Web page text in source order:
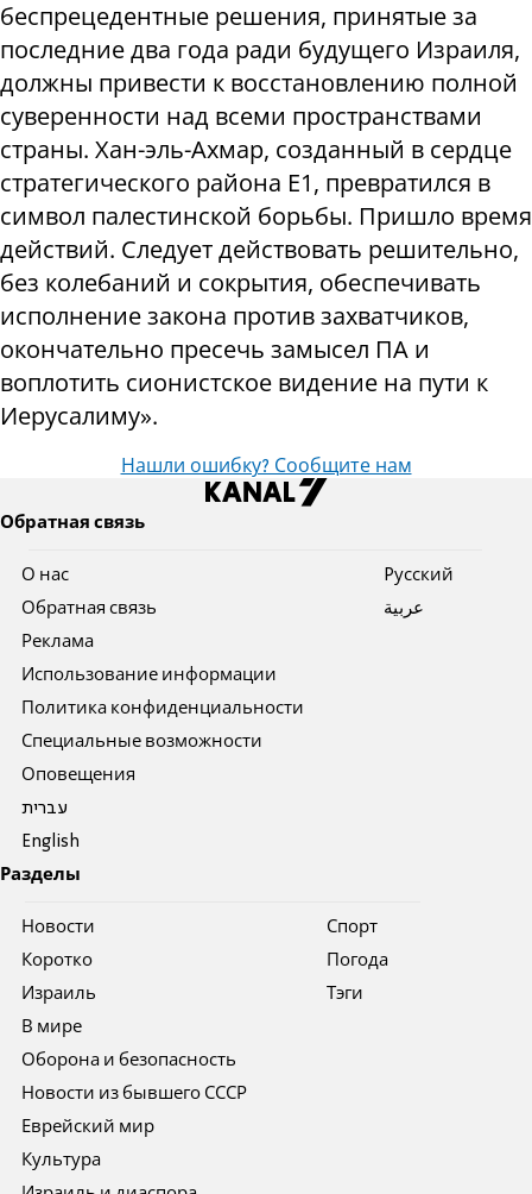
беспрецедентные решения, принятые за
последние два года ради будущего Израиля,
должны привести к восстановлению полной
суверенности над всеми пространствами
страны. Хан-эль-Ахмар, созданный в сердце
стратегического района E1, превратился в
символ палестинской борьбы. Пришло время
действий. Следует действовать решительно,
без колебаний и сокрытия, обеспечивать
исполнение закона против захватчиков,
окончательно пресечь замысел ПА и
воплотить сионистское видение на пути к
Иерусалиму».
Нашли ошибку? Сообщите нам
Обратная связь
О нас
Обратная связь
Реклама
Использование информации
Политика конфиденциальности
Специальные возможности
Оповещения
עברית
English
Pусский
عربية
Разделы
Новости
Коротко
Израиль
В мире
Оборона и безопасность
Новости из бывшего СССР
Еврейский мир
Культура
Спорт
Погода
Тэги